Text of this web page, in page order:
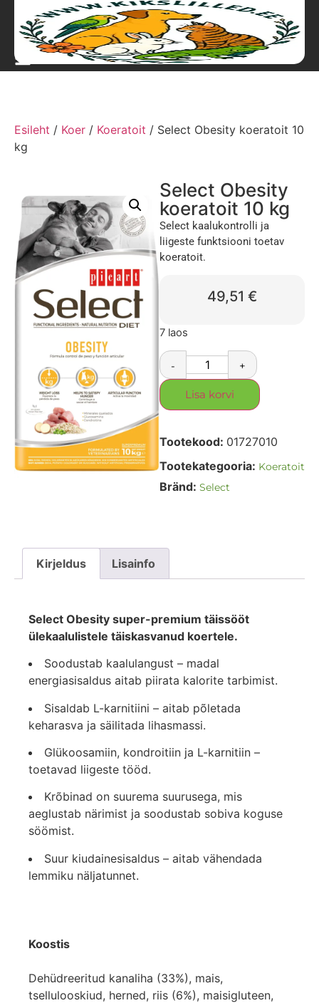
Esileht / Koer / Koeratoit / Select Obesity koeratoit 10
kg
Select Obesity
koeratoit 10 kg
Select kaalukontrolli ja
liigeste funktsiooni toetav
koeratoit.
49,51 €
7 laos
- +
Lisa korvi
Tootekood: 01727010
Tootekategooria: Koeratoit
Bränd: Select
Kirjeldus Lisainfo
Select Obesity super-premium täissööt
ülekaalulistele täiskasvanud koertele.
Soodustab kaalulangust – madal
energiasisaldus aitab piirata kalorite tarbimist.
Sisaldab L-karnitiini – aitab põletada
keharasva ja säilitada lihasmassi.
Glükoosamiin, kondroitiin ja L-karnitiin –
toetavad liigeste tööd.
Krõbinad on suurema suurusega, mis
aeglustab närimist ja soodustab sobiva koguse
söömist.
Suur kiudainesisaldus – aitab vähendada
lemmiku näljatunnet.
Koostis
Dehüdreeritud kanaliha (33%), mais,
tsellulooskiud, herned, riis (6%), maisigluteen,